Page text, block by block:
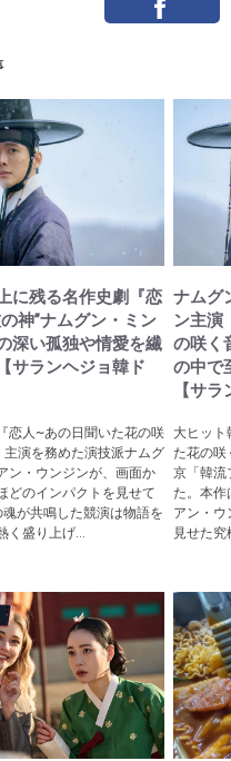
に残る名作史劇『恋
神”ナムグン・ミン
深い孤独や情愛を繊
サランヘジョ韓ド
恋人~あの日聞いた花の咲
主演を務めた演技派ナムグ
ン・ウンジンが、画面か
どのインパクトを見せて
が共鳴した競演は物語を
く盛り上げ...
ナムグ
ン主演
の咲く
の中で
【サ
大ヒット
た花の咲
京「韓流
た。本作
アン・ウ
見せた